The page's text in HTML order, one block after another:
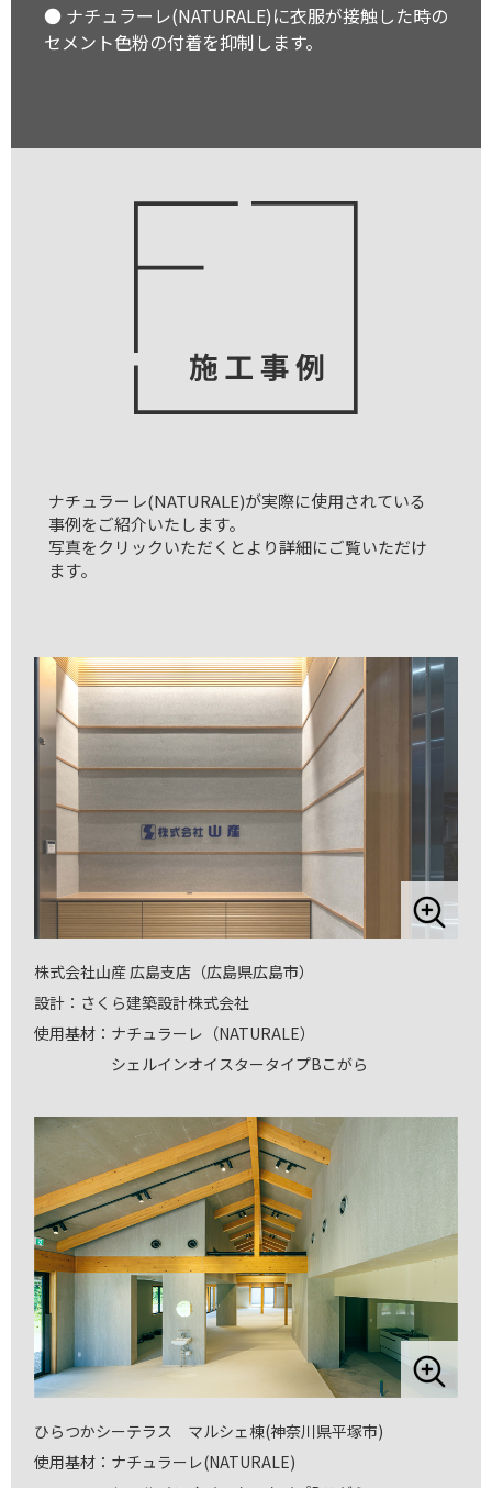
● ナチュラーレ(NATURALE)に衣服が接触した時の
セメント色粉の付着を抑制します。
ナチュラーレ(NATURALE)が実際に使用されている
事例をご紹介いたします。
写真をクリックいただくとより詳細にご覧いただけ
ます。
株式会社山産 広島支店（広島県広島市）
設計：さくら建築設計株式会社
使用基材：ナチュラーレ（NATURALE）
シェルインオイスタータイプBこがら
ひらつかシーテラス マルシェ棟(神奈川県平塚市)
使用基材：ナチュラーレ(NATURALE)